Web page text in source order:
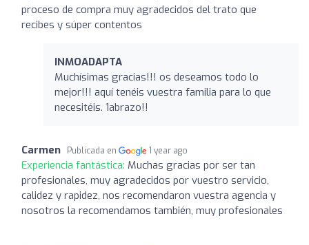
proceso de compra muy agradecidos del trato que
recibes y súper contentos
INMOADAPTA
Muchísimas gracias!!! os deseamos todo lo
mejor!!! aquí tenéis vuestra familia para lo que
necesitéis. 1abrazo!!
Carmen Publicada en 1 year ago
Experiencia fantástica: Muchas gracias por ser tan
profesionales, muy agradecidos por vuestro servicio,
calidez y rapidez, nos recomendaron vuestra agencia y
nosotros la recomendamos también, muy profesionales